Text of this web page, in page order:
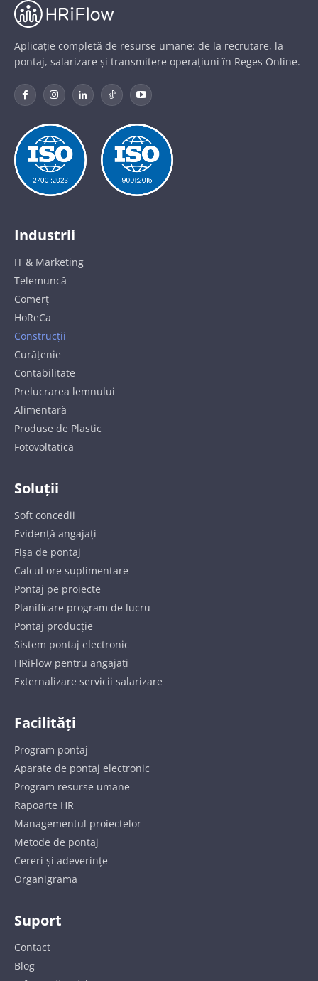
Aplicație completă de resurse umane: de la recrutare, la
pontaj, salarizare și transmitere operațiuni în Reges Online.
Industrii
IT & Marketing
Telemuncă
Comerț
HoReCa
Construcții
Curățenie
Contabilitate
Prelucrarea lemnului
Alimentară
Produse de Plastic
Fotovoltatică
Soluții
Soft concedii
Evidență angajați
Fișa de pontaj
Calcul ore suplimentare
Pontaj pe proiecte
Planificare program de lucru
Pontaj producție
Sistem pontaj electronic
HRiFlow pentru angajați
Externalizare servicii salarizare
Facilități
Program pontaj
Aparate de pontaj electronic
Program resurse umane
Rapoarte HR
Managementul proiectelor
Metode de pontaj
Cereri și adeverințe
Organigrama
Suport
Contact
Blog